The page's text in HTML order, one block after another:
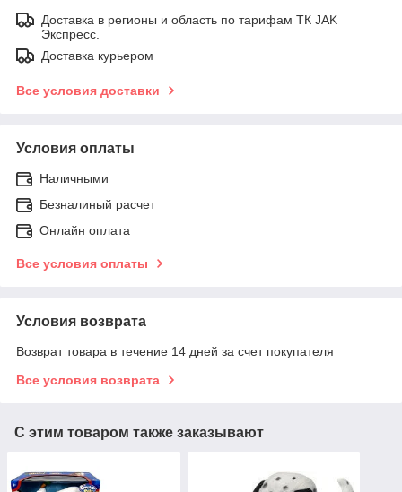
Доставка в регионы и область по тарифам ТК JAK
Экспресс.
Доставка курьером
Все условия доставки
Условия оплаты
Наличными
Безналиный расчет
Онлайн оплата
Все условия оплаты
Условия возврата
Возврат товара в течение 14 дней за счет покупателя
Все условия возврата
С этим товаром также заказывают